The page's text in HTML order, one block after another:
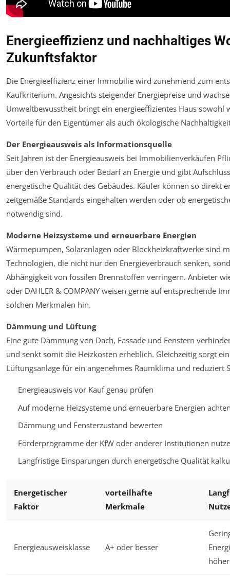
Energieeffizienz und nachhaltiges
Zukunftsfaktor
Die Energieeffizienz einer Immobilie wird zunehmend zum
Kaufkriterium. Angesichts steigender Energiepreise und
Umweltbewusstheit bringt ein energieeffizientes Haus sowohl
Vorteile für den Eigentümer als auch ökologische
Der Energieausweis als Informationsquelle
Seit Jahren ist der Energieausweis bei Immobilienverkäufen
über den Verbrauch oder Bedarf an Energie und gibt
energetische Qualität des Gebäudes. Käufer können so direkt
zeitgemäße Standards eingehalten werden oder ob
notwendig sind.
Moderne Heizsysteme und erneuerbare Energien
Wärmepumpen, Solaranlagen oder Blockheizkraftwerke sind
Technologien, die nicht nur den Energieverbrauch senken,
Abhängigkeit von fossilen Brennstoffen verringern. Anbieter
oder DAHLER & COMPANY weisen gerne auf entsprechende
solchen Merkmalen hin.
Dämmung und Lüftung
Eine gute Dämmung von Dach, Fassade und Fenstern
und senkt somit die Heizkosten erheblich. Gleichzeitig sorgt
Lüftungsanlage für ein angenehmes Raumklima und reduziert
Energieausweis vor Kauf genau prüfen
Auf moderne Heizsysteme und erneuerbare Energien
Dämmung und Fensterzustand bewerten
Förderprogramme der KfW oder anderer Institutionen
Langfristige Einsparungen durch energetische Qualität
Energetischer
Faktor
vorteilhafte
Merkmale
Energieausweisklasse A+ oder besser